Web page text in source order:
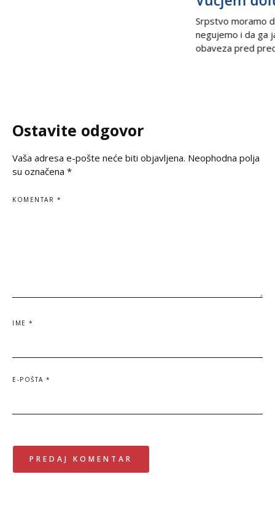
Srpstvo moramo
negujemo i da ga
obaveza pred
Ostavite odgovor
Vaša adresa e-pošte neće biti objavljena. Neophodna polja
su označena *
KOMENTAR *
IME *
E-POŠTA *